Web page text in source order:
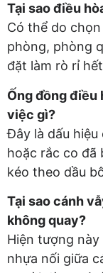
Tại sao điều
Có thể do
phòng, phòng
đặt làm rò rỉ
Ống đồng điều
việc gì?
Đây là dấu
hoặc rắc co đã
kéo theo dầu
Tại sao cánh
không quay?
Hiện tượng
nhựa nối giữa